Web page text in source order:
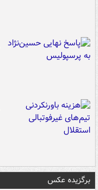
برگزیده عکس